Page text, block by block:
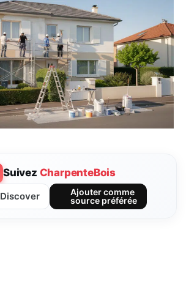
Suivez CharpenteBois
Discover
Ajouter comme
source préférée